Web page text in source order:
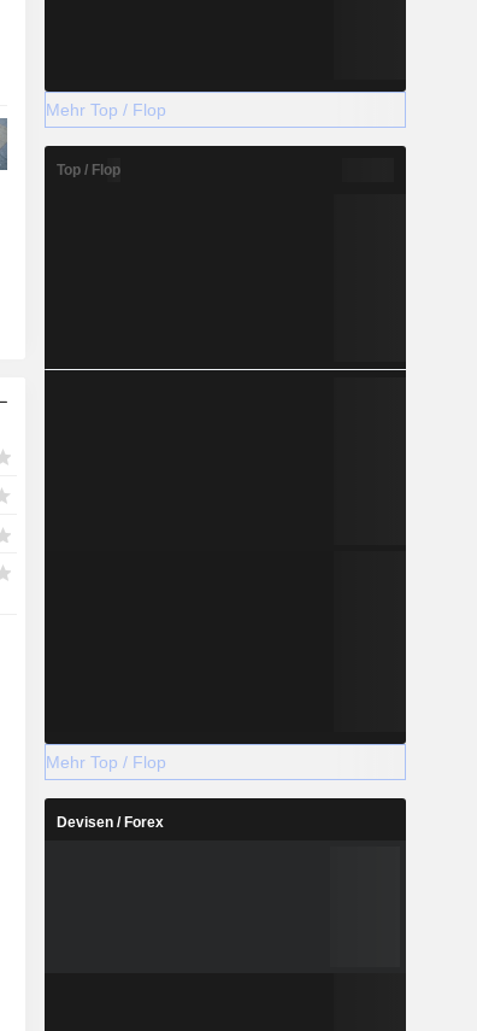
Mehr Top / Flop
Top / Flop
Mehr Top / Flop
Devisen / Forex